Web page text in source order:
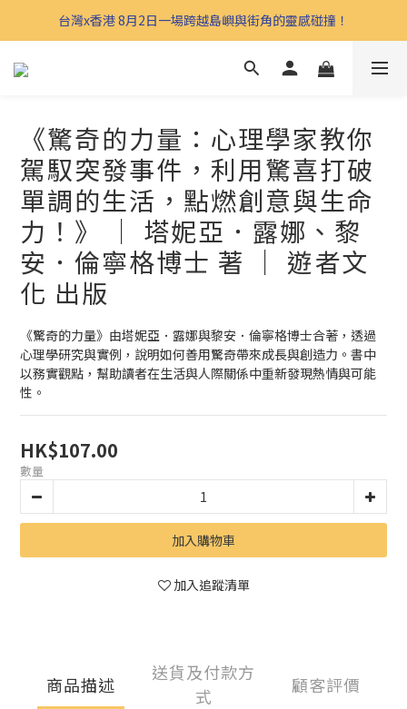
台灣x香港 8月2日一場跨越島嶼與街角的靈感碰撞！
《驚奇的力量：心理學家教你
駕馭突發事件，利用驚喜打破
單調的生活，點燃創意與生命
力！》 ｜ 塔妮亞．露娜、黎
安．倫寧格博士 著 ｜ 遊者文
化 出版
《驚奇的力量》由塔妮亞．露娜與黎安．倫寧格博士合著，透過
心理學研究與實例，說明如何善用驚奇帶來成長與創造力。書中
以務實觀點，幫助讀者在生活與人際關係中重新發現熱情與可能
性。
HK$107.00
數量
加入購物車
加入追蹤清單
商品描述
送貨及付款方
式
顧客評價